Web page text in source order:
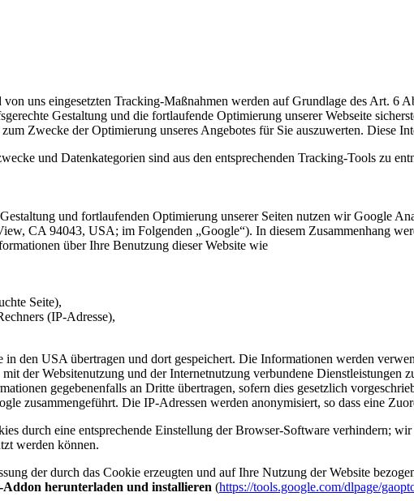
uns eingesetzten Tracking-Maßnahmen werden auf Grundlage des Art.
Gestaltung und die fortlaufende Optimierung unserer Webseite
Zwecke der Optimierung unseres Angebotes für Sie auszuwerten. Diese
und Datenkategorien sind aus den entsprechenden Tracking-Tools zu
und fortlaufenden Optimierung unserer Seiten nutzen wir Google
CA 94043, USA; im Folgenden „Google“). In diesem Zusammenhang
über Ihre Benutzung dieser Website wie
Seite),
(IP-Adresse),
den USA übertragen und dort gespeichert. Die Informationen werden
der Websitenutzung und der Internetnutzung verbundene
gegebenenfalls an Dritte übertragen, sofern dies gesetzlich
zusammengeführt. Die IP-Adressen werden anonymisiert, so dass eine
durch eine entsprechende Einstellung der Browser-Software verhindern;
werden können.
der durch das Cookie erzeugten und auf Ihre Nutzung der Website
Addon herunterladen und installieren (https://tools.google.com/dlpage/